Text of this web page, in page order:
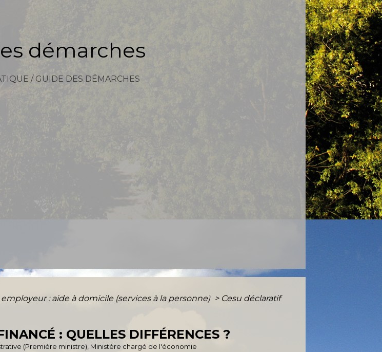
démarches
/GUIDE DES DÉMARCHES
: aide à domicile (services à la personne) > Cesu déclaratif
: QUELLES DIFFÉRENCES ?
(Première ministre), Ministère chargé de l'économie